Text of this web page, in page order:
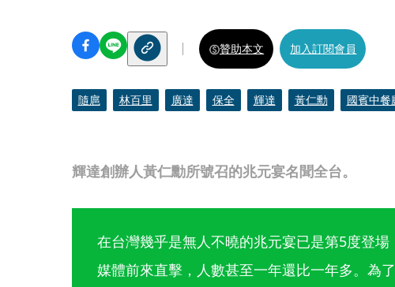
輝達創辦人黃仁勳所號召的兆元宴名聞全台。
贊助本文 加入訂閱會員
隨扈 林百里 廣達 保全 輝達 黃仁勳 國賓中餐
在台灣幾乎是無人不曉的兆元宴已是第5度登
媒體前來直擊，人數甚至一年還比一年多。為